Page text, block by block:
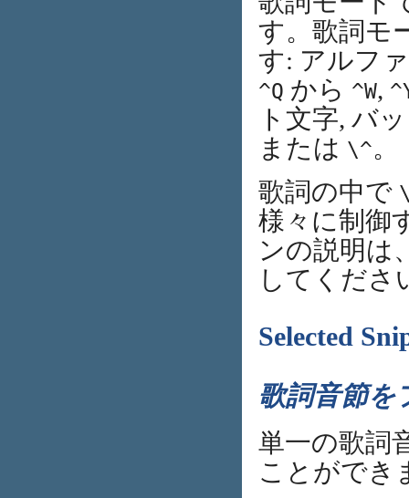
す。歌詞モ
す: アルフ
^Q から ^W,
ト文字, バ
または \^。
歌詞の中で
様々に制御
ンの説明は
してくださ
Selected
歌詞音節を
単一の歌詞
ことができ